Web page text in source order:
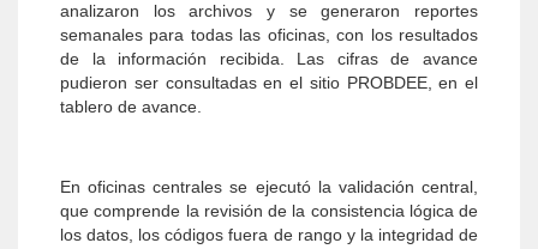
analizaron los archivos y se generaron reportes
semanales para todas las oficinas, con los resultados
de la información recibida. Las cifras de avance
pudieron ser consultadas en el sitio PROBDEE, en el
tablero de avance.
En oficinas centrales se ejecutó la validación central,
que comprende la revisión de la consistencia lógica de
los datos, los códigos fuera de rango y la integridad de